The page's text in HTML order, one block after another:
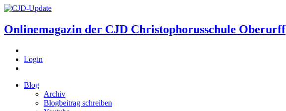
Onlinemagazin der CJD Christophorusschule Oberurff
Login
Blog
Archiv
Blogbeitrag schreiben